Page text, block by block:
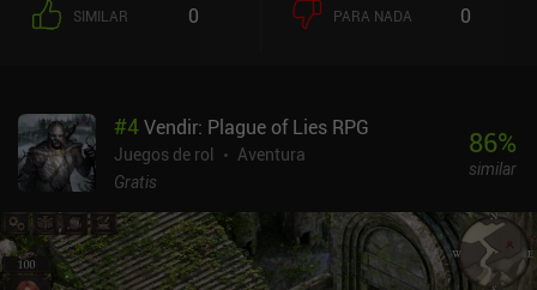
SIMILAR 0 PARA NADA 0
#4Vendir: Plague of Lies RPG
Juegos de rol
Aventura
Gratis
86%
similar